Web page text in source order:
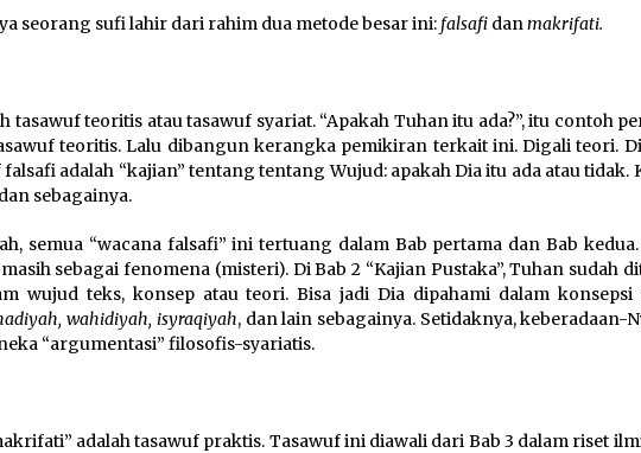
seorang sufi lahir dari rahim dua metode besar ini: falsafi danmakrifati.
tasawuf teoritis atau tasawuf syariat. “Apakah Tuhan itu ada?”, itu contoh
teoritis. Lalu dibangun kerangka pemikiran terkait ini. Digali teori.
adalah “kajian” tentang tentang Wujud: apakah Dia itu ada atau tidak.
sebagainya.
semua “wacana falsafi” ini tertuang dalam Bab pertama dan Bab kedua.
sebagai fenomena (misteri). Di Bab 2 “Kajian Pustaka”, Tuhan sudah
wujud teks, konsep atau teori. Bisa jadi Dia dipahami dalam konsepsi
wahidiyah, isyraqiyah, dan lain sebagainya. Setidaknya, keberadaan-
“argumentasi” filosofis-syariatis.
adalah tasawuf praktis. Tasawuf ini diawali dari Bab 3 dalam riset